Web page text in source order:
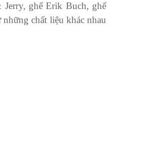
Jerry, ghế Erik Buch, ghế
chất liệu khác nhau